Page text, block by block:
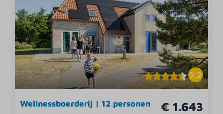
9,2
€ 1.643
Wellnessboerderij | 12 personen